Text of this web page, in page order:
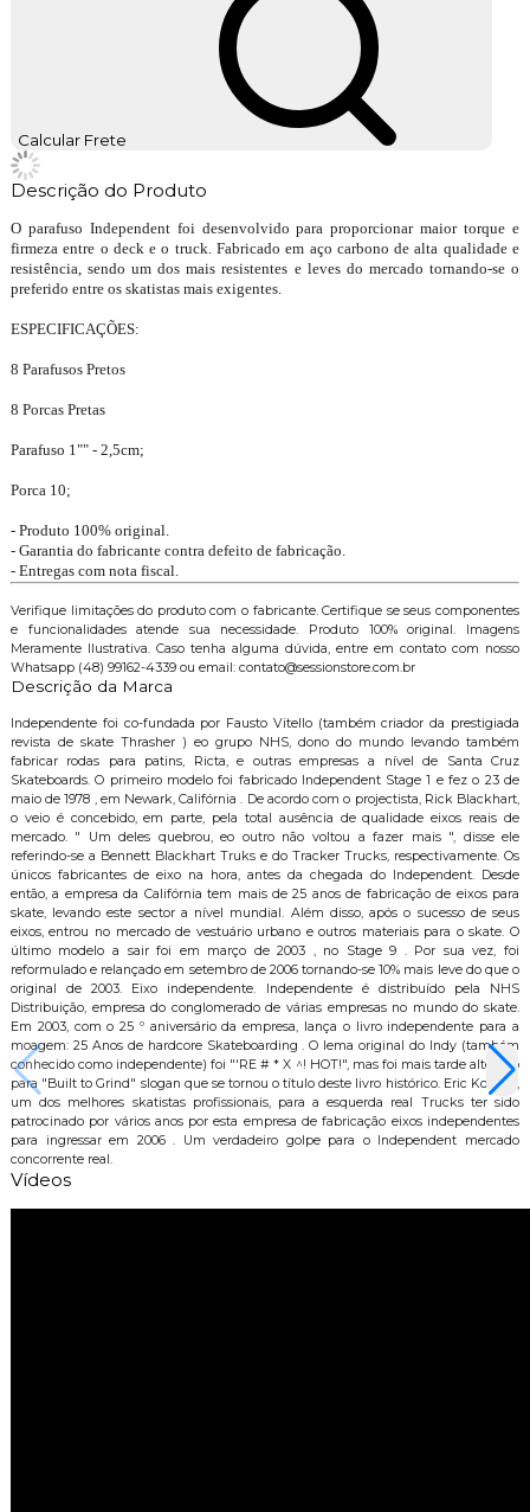
Calcular Frete
Descrição do Produto
O parafuso Independent foi desenvolvido para proporcionar maior torque e
firmeza entre o deck e o truck. Fabricado em aço carbono de alta qualidade e
resistência, sendo um dos mais resistentes e leves do mercado tornando-se o
preferido entre os skatistas mais exigentes.
ESPECIFICAÇÕES:
8 Parafusos Pretos
8 Porcas Pretas
Parafuso 1"" - 2,5cm;
Porca 10;
- Produto 100% original.
- Garantia do fabricante contra defeito de fabricação.
- Entregas com nota fiscal.
Verifique limitações do produto com o fabricante. Certifique se seus componentes
e funcionalidades atende sua necessidade. Produto 100% original. Imagens
Meramente Ilustrativa. Caso tenha alguma dúvida, entre em contato com nosso
Whatsapp (48) 99162-4339 ou email: contato@sessionstore.com.br
Descrição da Marca
Independente foi co-fundada por Fausto Vitello (também criador da prestigiada
revista de skate Thrasher ) eo grupo NHS, dono do mundo levando também
fabricar rodas para patins, Ricta, e outras empresas a nível de Santa Cruz
Skateboards. O primeiro modelo foi fabricado Independent Stage 1 e fez o 23 de
maio de 1978 , em Newark, Califórnia . De acordo com o projectista, Rick Blackhart,
o veio é concebido, em parte, pela total ausência de qualidade eixos reais de
mercado. " Um deles quebrou, eo outro não voltou a fazer mais ", disse ele
referindo-se a Bennett Blackhart Truks e do Tracker Trucks, respectivamente. Os
únicos fabricantes de eixo na hora, antes da chegada do Independent. Desde
então, a empresa da Califórnia tem mais de 25 anos de fabricação de eixos para
skate, levando este sector a nível mundial. Além disso, após o sucesso de seus
eixos, entrou no mercado de vestuário urbano e outros materiais para o skate. O
último modelo a sair foi em março de 2003 , no Stage 9 . Por sua vez, foi
reformulado e relançado em setembro de 2006 tornando-se 10% mais leve do que o
original de 2003. Eixo independente. Independente é distribuído pela NHS
Distribuição, empresa do conglomerado de várias empresas no mundo do skate.
Em 2003, com o 25 º aniversário da empresa, lança o livro independente para a
moagem: 25 Anos de hardcore Skateboarding . O lema original do Indy (também
conhecido como independente) foi "'RE # * X ^! HOT!", mas foi mais tarde alterado
para "Built to Grind" slogan que se tornou o título deste livro histórico. Eric Koston ,
um dos melhores skatistas profissionais, para a esquerda real Trucks ter sido
patrocinado por vários anos por esta empresa de fabricação eixos independentes
para ingressar em 2006 . Um verdadeiro golpe para o Independent mercado
concorrente real.
Vídeos